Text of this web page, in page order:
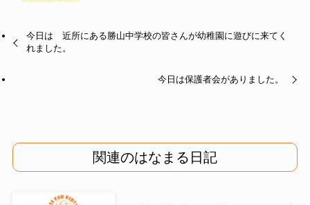
今日は 近所にある勝山中学校の皆さんが幼稚園に遊びに来てく
れました。
今日は保護者会がありました。
関連のはなまる日記